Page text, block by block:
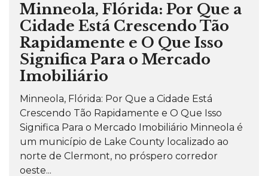
Minneola, Flórida: Por Que a
Cidade Está Crescendo Tão
Rapidamente e O Que Isso
Significa Para o Mercado
Imobiliário
Minneola, Flórida: Por Que a Cidade Está
Crescendo Tão Rapidamente e O Que Isso
Significa Para o Mercado Imobiliário Minneola é
um município de Lake County localizado ao
norte de Clermont, no próspero corredor
oeste...